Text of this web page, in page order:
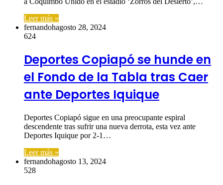
Leer más »
fernandohagosto 28, 2024
624
Deportes Copiapó se hunde en
el Fondo de la Tabla tras Caer
ante Deportes Iquique
Deportes Copiapó sigue en una preocupante espiral
descendente tras sufrir una nueva derrota, esta vez ante
Deportes Iquique por 2-1…
Leer más »
fernandohagosto 13, 2024
528